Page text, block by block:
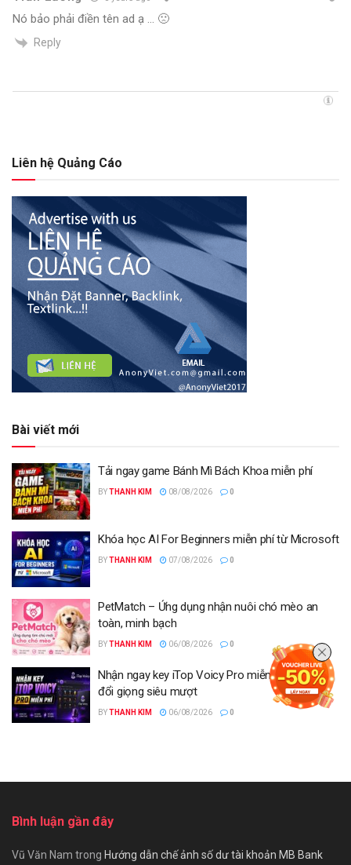
Nó bảo phải điền tên ad ạ … 🙁
Reply
Liên hệ Quảng Cáo
Bài viết mới
Tải ngay game Bánh Mì Bách Khoa miễn phí
BYTHANH KIM 08/08/2026 0
Khóa học AI For Beginners miễn phí từ Microsoft
BYTHANH KIM 07/08/2026 0
PetMatch – Ứng dụng nhận nuôi chó mèo an
toàn, minh bạch
BYTHANH KIM 06/08/2026 0
Nhận ngay key iTop Voicy Pro miễn phí 6 tháng
đổi giọng siêu mượt
BYTHANH KIM 06/08/2026 0
Bình luận gần đây
Vũ Văn Nam trong Hướng dẫn chế ảnh số dư tài khoản MB Bank